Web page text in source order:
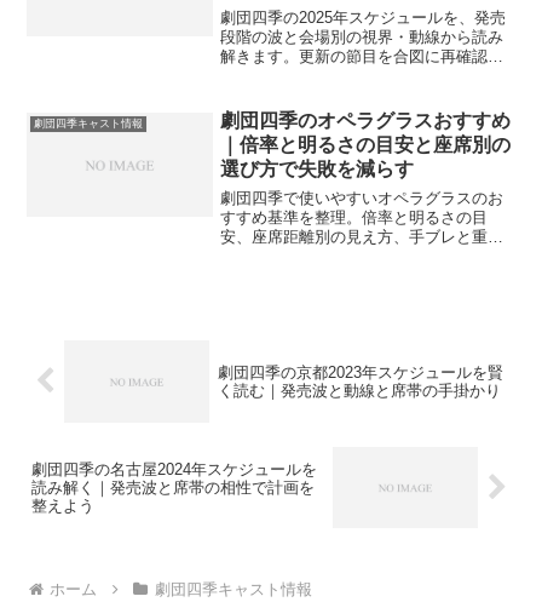
劇団四季の2025年スケジュールを、発売
段階の波と会場別の視界・動線から読み
解きます。更新の節目を合図に再確認し
劇団四季キャスト情報
劇団四季のオペラグラスおすすめ
｜倍率と明るさの目安と座席別の
選び方で失敗を減らす
劇団四季で使いやすいオペラグラスのお
すすめ基準を整理。倍率と明るさの目
安、座席距離別の見え方、手ブレと重さ
劇団四季の京都2023年スケジュールを賢
く読む｜発売波と動線と席帯の手掛かり
劇団四季の名古屋2024年スケジュールを
読み解く｜発売波と席帯の相性で計画を
整えよう
ホーム 劇団四季キャスト情報